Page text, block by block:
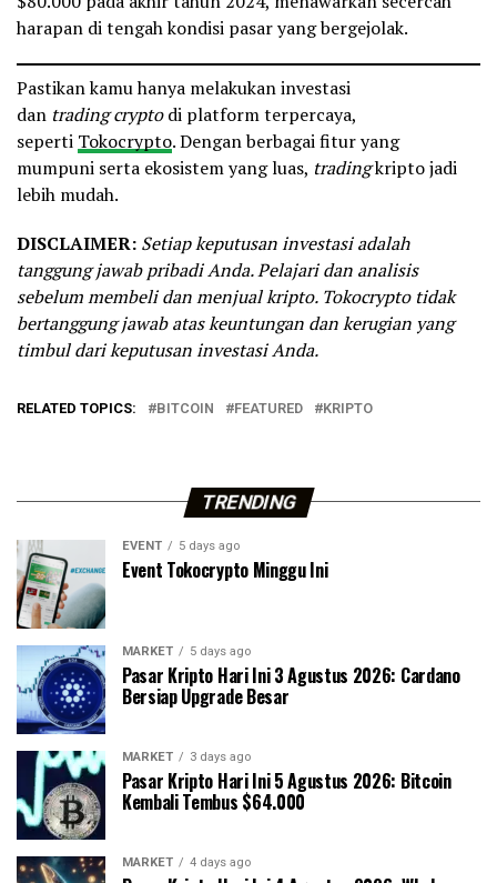
harapan di tengah kondisi pasar yang bergejolak.
Pastikan kamu hanya melakukan investasi
dan trading cryptodi platform terpercaya,
seperti Tokocrypto. Dengan berbagai fitur yang
mumpuni serta ekosistem yang luas, tradingkripto jadi
lebih mudah.
DISCLAIMER: Setiap keputusan investasi adalah
tanggung jawab pribadi Anda. Pelajari dan analisis
sebelum membeli dan menjual kripto. Tokocrypto tidak
bertanggung jawab atas keuntungan dan kerugian yang
timbul dari keputusan investasi Anda.
RELATED TOPICS: BITCOIN FEATURED KRIPTO
TRENDING
EVENT 5 days ago
Event Tokocrypto Minggu Ini
MARKET 5 days ago
Pasar Kripto Hari Ini 3 Agustus 2026: Cardano
Bersiap Upgrade Besar
MARKET 3 days ago
Pasar Kripto Hari Ini 5 Agustus 2026: Bitcoin
Kembali Tembus $64.000
MARKET 4 days ago